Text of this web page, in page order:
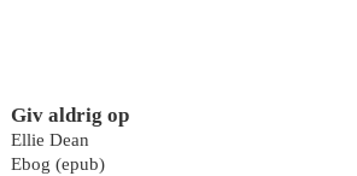
Giv aldrig op
Ellie Dean
Ebog (epub)